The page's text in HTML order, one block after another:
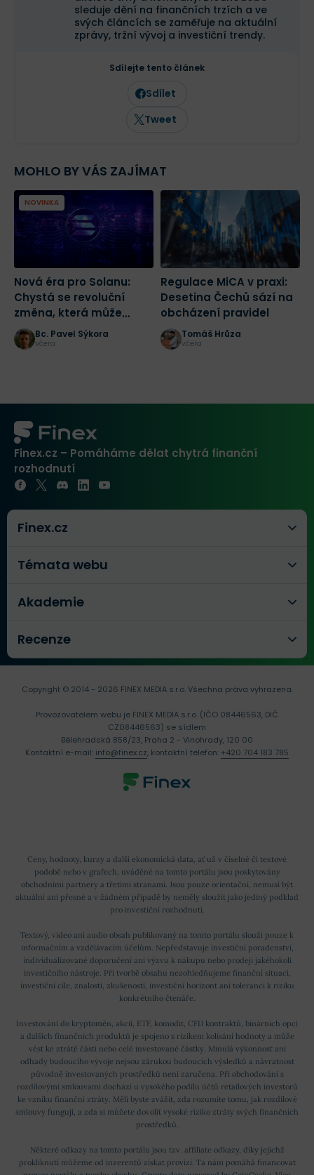
sleduje dění na finančních trzích a ve
svých článcích se zaměřuje na aktuální
zprávy, tržní vývoj a investiční trendy.
Sdílejte tento článek
Sdílet
Tweet
MOHLO BY VÁS ZAJÍMAT
NOVINKA
Nová éra pro Solanu:
Chystá se revoluční
změna, která může
spustit masivní růst
Bc. Pavel Sýkora
včera
Regulace MiCA v praxi:
Desetina Čechů sází na
obcházení pravidel
Tomáš Hrůza
včera
Finex.cz – Pomáháme dělat chytrá finanční
rozhodnutí
Finex.cz
Témata webu
Akademie
Recenze
Ceny, hodnoty, kurzy a další ekonomická data, ať už v číselné či textové
podobě nebo v grafech, uváděné na tomto portálu jsou poskytovány
obchodními partnery a třetími stranami. Jsou pouze orientační, nemusí být
aktuální ani přesné a v žádném případě by neměly sloužit jako jediný podklad
pro investiční rozhodnutí.
Textový, video ani audio obsah publikovaný na tomto portálu slouží pouze k
informačním a vzdělávacím účelům. Nepředstavuje investiční poradenství,
individualizované doporučení ani výzvu k nákupu nebo prodeji jakéhokoli
investičního nástroje. Při tvorbě obsahu nezohledňujeme finanční situaci,
investiční cíle, znalosti, zkušenosti, investiční horizont ani toleranci k riziku
konkrétního čtenáře.
Investování do kryptoměn, akcií, ETF, komodit, CFD kontraktů, binárních opcí
a dalších finančních produktů je spojeno s rizikem kolísání hodnoty a může
vést ke ztrátě části nebo celé investované částky. Minulá výkonnost ani
odhady budoucího vývoje nejsou zárukou budoucích výsledků a návratnost
původně investovaných prostředků není zaručena. Při obchodování s
rozdílovými smlouvami dochází u vysokého podílu účtů retailových investorů
ke vzniku finanční ztráty. Měli byste zvážit, zda rozumíte tomu, jak rozdílové
smlouvy fungují, a zda si můžete dovolit vysoké riziko ztráty svých finančních
prostředků.
Některé odkazy na tomto portálu jsou tzv. affiliate odkazy, díky jejichž
prokliknutí můžeme od inzerentů získat provizi. Ta nám pomáhá financovat
Copyright © 2014 - 2026 FINEX MEDIA s.r.o.Všechna práva vyhrazena.
Provozovatelem webu je FINEX MEDIA s.r.o. (IČO 08446563, DIČ
CZ08446563) se sídlem
Bělehradská 858/23, Praha 2 - Vinohrady, 120 00
Kontaktní e-mail: info@finex.cz, kontaktní telefon: +420 704 183 785